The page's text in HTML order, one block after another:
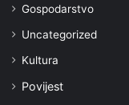
Gospodarstvo
Uncategorized
Kultura
Povijest